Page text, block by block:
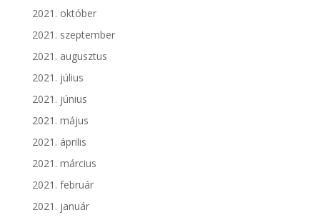
2021. október
2021. szeptember
2021. augusztus
2021. július
2021. június
2021. május
2021. április
2021. március
2021. február
2021. január